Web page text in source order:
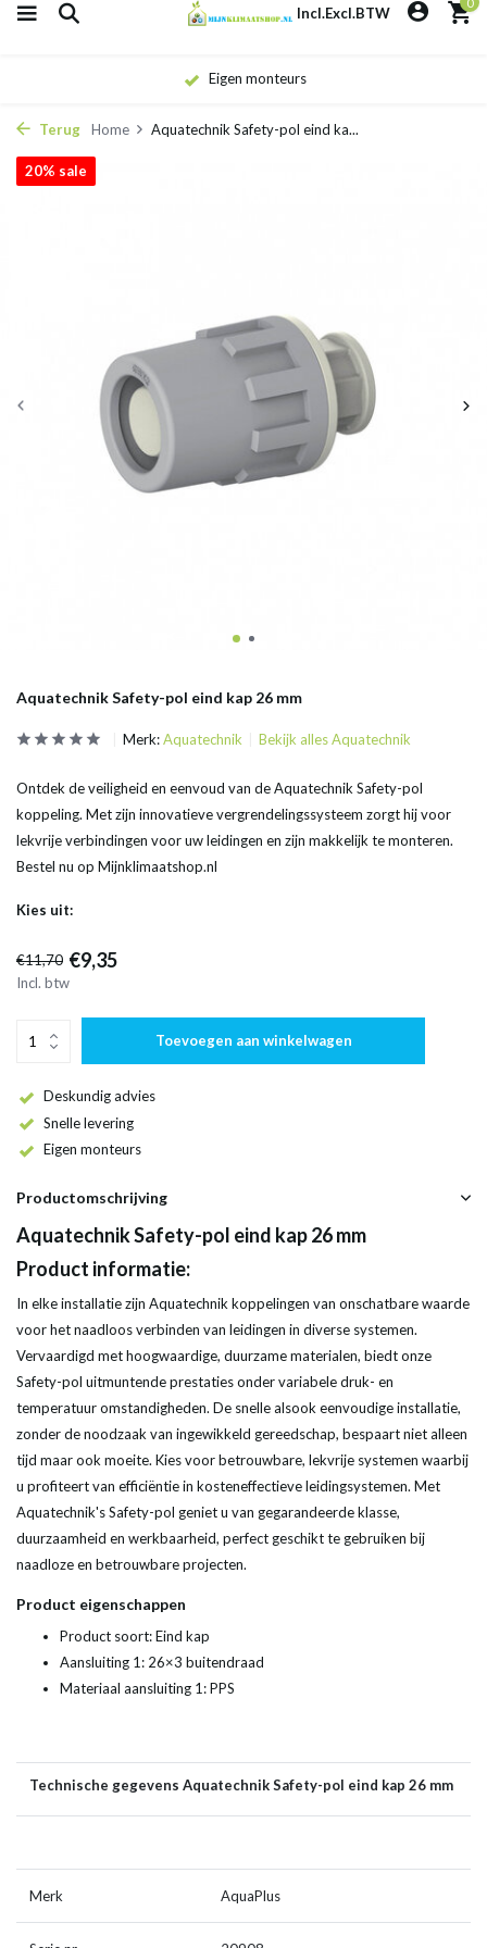
Incl.Excl.BTW
Eigen monteurs
Terug Home Aquatechnik Safety-pol eind ka...
Aquatechnik Safety-pol eind kap 26 mm
20% sale
Merk:Aquatechnik Bekijk alles Aquatechnik
Ontdek de veiligheid en eenvoud van de Aquatechnik Safety-pol
koppeling. Met zijn innovatieve vergrendelingssysteem zorgt hij voor
lekvrije verbindingen voor uw leidingen en zijn makkelijk te monteren.
Bestel nu op Mijnklimaatshop.nl
Kies uit:
€11,70 €9,35
Incl. btw
Toevoegen aan winkelwagen
Deskundig advies
Snelle levering
Eigen monteurs
Productomschrijving
Aquatechnik Safety-pol eind kap 26 mm
Product informatie:
In elke installatie zijn Aquatechnik koppelingen van onschatbare waarde
voor het naadloos verbinden van leidingen in diverse systemen.
Vervaardigd met hoogwaardige, duurzame materialen, biedt onze
Safety-pol uitmuntende prestaties onder variabele druk- en
temperatuur omstandigheden. De snelle alsook eenvoudige installatie,
zonder de noodzaak van ingewikkeld gereedschap, bespaart niet alleen
tijd maar ook moeite. Kies voor betrouwbare, lekvrije systemen waarbij
u profiteert van efficiëntie in kosteneffectieve leidingsystemen. Met
Aquatechnik's Safety-pol geniet u van gegarandeerde klasse,
duurzaamheid en werkbaarheid, perfect geschikt te gebruiken bij
naadloze en betrouwbare projecten.
Product eigenschappen
Product soort: Eind kap
Aansluiting 1: 26×3 buitendraad
Materiaal aansluiting 1: PPS
Technische gegevens Aquatechnik Safety-pol eind kap 26 mm
Merk AquaPlus